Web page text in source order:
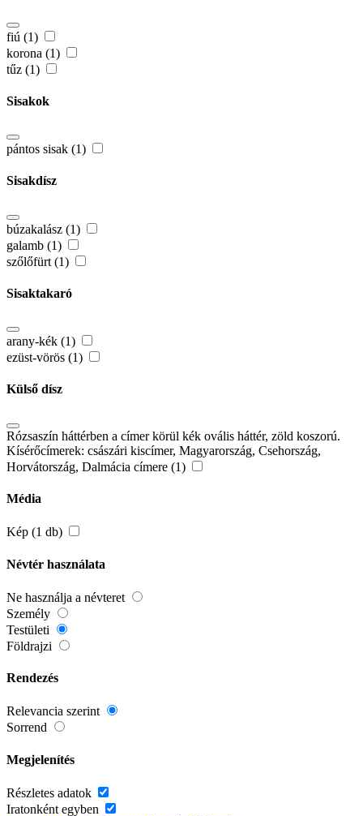
fiú (1)
korona (1)
tűz (1)
Sisakok
pántos sisak (1)
Sisakdísz
búzakalász (1)
galamb (1)
szőlőfürt (1)
Sisaktakaró
arany-kék (1)
ezüst-vörös (1)
Külső dísz
Rózsaszín háttérben a címer körül kék ovális háttér, zöld koszorú.
Kísérőcímerek: császári kiscímer, Magyarország, Csehország,
Horvátország, Dalmácia címere (1)
Média
Kép (1 db)
Névtér használata
Ne használja a névteret
Személy
Testületi
Földrajzi
Rendezés
Relevancia szerint
Sorrend
Megjelenítés
Részletes adatok
Iratonként egyben